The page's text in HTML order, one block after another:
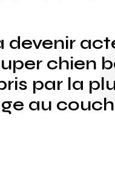
devenir
chien
par la
au